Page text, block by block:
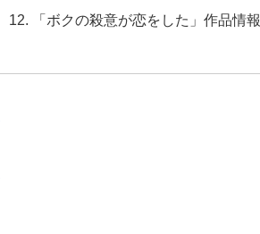
「ボクの殺意が恋をした」作品情報